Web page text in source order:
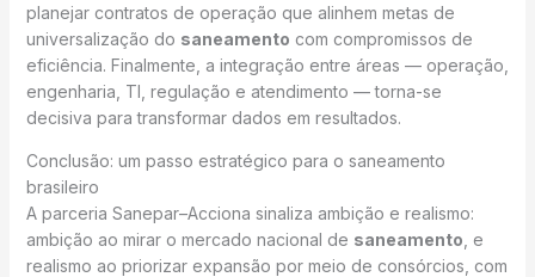
planejar contratos de operação que alinhem metas de
universalização do saneamento com compromissos de
eficiência. Finalmente, a integração entre áreas — operação,
engenharia, TI, regulação e atendimento — torna-se
decisiva para transformar dados em resultados.
Conclusão: um passo estratégico para o saneamento
brasileiro
A parceria Sanepar–Acciona sinaliza ambição e realismo:
ambição ao mirar o mercado nacional de saneamento , e
realismo ao priorizar expansão por meio de consórcios, com